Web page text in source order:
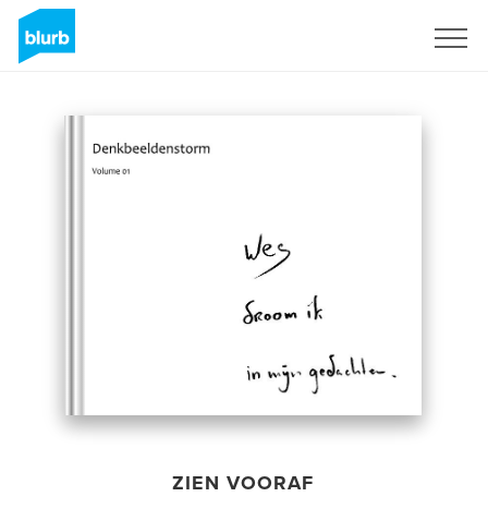
ZIEN VOORAF